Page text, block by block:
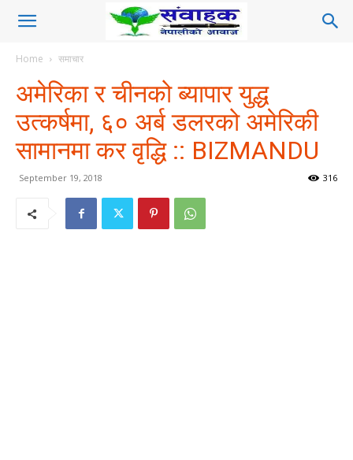
Home समाचार
अमेरिका र चीनको ब्यापार युद्ध
उत्कर्षमा, ६० अर्ब डलरको अमेरिकी
सामानमा कर वृद्धि :: BIZMANDU
September 19, 2018 316